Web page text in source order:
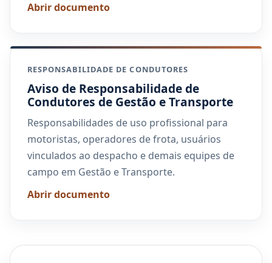
Abrir documento
RESPONSABILIDADE DE CONDUTORES
Aviso de Responsabilidade de
Condutores de Gestão e Transporte
Responsabilidades de uso profissional para
motoristas, operadores de frota, usuários
vinculados ao despacho e demais equipes de
campo em Gestão e Transporte.
Abrir documento